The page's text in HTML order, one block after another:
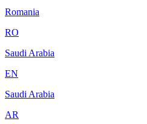
Romania
RO
Saudi Arabia
EN
Saudi Arabia
AR